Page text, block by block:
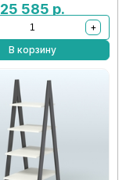
25 585 р.
+
В корзину